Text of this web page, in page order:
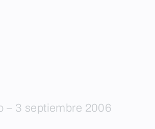
– 3 septiembre 2006